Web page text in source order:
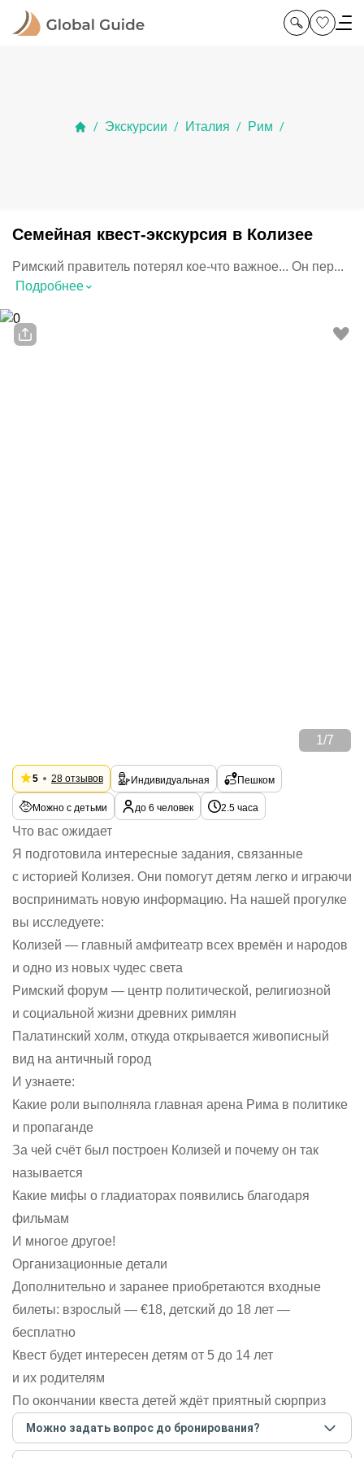
/ Экскурсии / Италия / Рим /
Семейная квест-экскурсия в Колизее
Римский правитель потерял кое-что важное... Он пер...
Подробнее⌃
1 /7
5 28 отзывов Индивидуальная Пешком
Можно с детьми до 6 человек 2.5 часа
Что вас ожидает
Я подготовила интересные задания, связанные
с историей Колизея. Они помогут детям легко и играючи
воспринимать новую информацию. На нашей прогулке
вы исследуете:
Колизей — главный амфитеатр всех времён и народов
и одно из новых чудес света
Римский форум — центр политической, религиозной
и социальной жизни древних римлян
Палатинский холм, откуда открывается живописный
вид на античный город
И узнаете:
Какие роли выполняла главная арена Рима в политике
и пропаганде
За чей счёт был построен Колизей и почему он так
называется
Какие мифы о гладиаторах появились благодаря
фильмам
И многое другое!
Организационные детали
Дополнительно и заранее приобретаются входные
билеты: взрослый — €18, детский до 18 лет —
бесплатно
Квест будет интересен детям от 5 до 14 лет
и их родителям
По окончании квеста детей ждёт приятный сюрприз
Можно задать вопрос до бронирования?
Достаточно перейти по ссылке «Задать вопрос» и